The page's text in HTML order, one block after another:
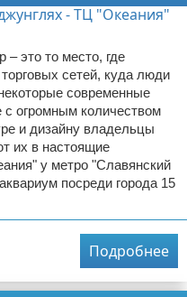
это то место, где
сетей, куда люди
современные
с огромным количеством
и дизайну владельцы
их в настоящие
у метро "Славянский
посреди города 15
Подробнее